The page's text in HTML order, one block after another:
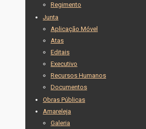
Regimento
Junta
Aplicação Móvel
Atas
Editais
Executivo
Recursos Humanos
Documentos
Obras Públicas
Amareleja
Galeria